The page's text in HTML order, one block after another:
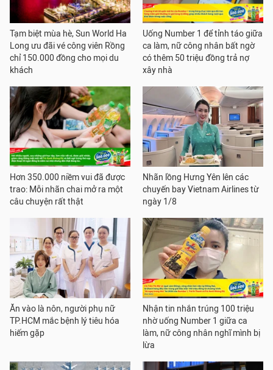
Tạm biệt mùa hè, Sun World Ha
Long ưu đãi vé công viên Rồng
chỉ 150.000 đồng cho mọi du
khách
Uống Number 1 để tỉnh táo giữa
ca làm, nữ công nhân bất ngờ
có thêm 50 triệu đồng trả nợ
xây nhà
Hơn 350.000 niềm vui đã được
trao: Mỗi nhãn chai mở ra một
câu chuyện rất thật
Nhãn lồng Hưng Yên lên các
chuyến bay Vietnam Airlines từ
ngày 1/8
Ăn vào là nôn, người phụ nữ
TP.HCM mắc bệnh lý tiêu hóa
hiếm gặp
Nhận tin nhắn trúng 100 triệu
nhờ uống Number 1 giữa ca
làm, nữ công nhân nghĩ mình bị
lừa